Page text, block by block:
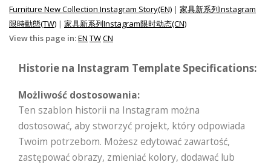
Furniture New Collection Instagram Story(EN) | 家具新系列Instagram
限時動態(TW) | 家具新系列Instagram限时动态(CN)
View this page in:EN TWCN
Historie na Instagram Template Specifications:
Możliwość dostosowania:
Ten szablon historii na Instagram można
dostosować, aby stworzyć projekt, który odpowiada
Twoim potrzebom. Możesz edytować zawartość,
zastępować obrazy, zmieniać kolory, dodawać lub